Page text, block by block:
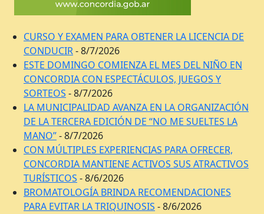
CURSO Y EXAMEN PARA OBTENER LA LICENCIA DE
CONDUCIR- 8/7/2026
ESTE DOMINGO COMIENZA EL MES DEL NIÑO EN
CONCORDIA CON ESPECTÁCULOS, JUEGOS Y
SORTEOS - 8/7/2026
LA MUNICIPALIDAD AVANZA EN LA ORGANIZACIÓN
DE LA TERCERA EDICIÓN DE “NO ME SUELTES LA
MANO”- 8/7/2026
CON MÚLTIPLES EXPERIENCIAS PARA OFRECER,
CONCORDIA MANTIENE ACTIVOS SUS ATRACTIVOS
TURÍSTICOS - 8/6/2026
BROMATOLOGÍA BRINDA RECOMENDACIONES
PARA EVITAR LA TRIQUINOSIS - 8/6/2026